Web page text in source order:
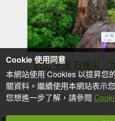
2026-08-07
Cookie 使用同意
本網站使用 Cookies 以提昇您
關資料。繼續使用本網站表示
您想進一步了解，請參閱